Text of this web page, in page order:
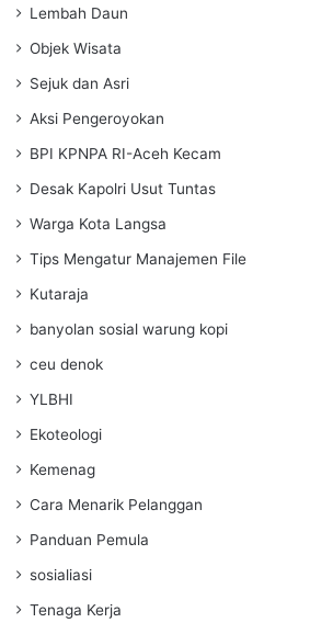
Lembah Daun
Objek Wisata
Sejuk dan Asri
Aksi Pengeroyokan
BPI KPNPA RI-Aceh Kecam
Desak Kapolri Usut Tuntas
Warga Kota Langsa
Tips Mengatur Manajemen File
Kutaraja
banyolan sosial warung kopi
ceu denok
YLBHI
Ekoteologi
Kemenag
Cara Menarik Pelanggan
Panduan Pemula
sosialiasi
Tenaga Kerja